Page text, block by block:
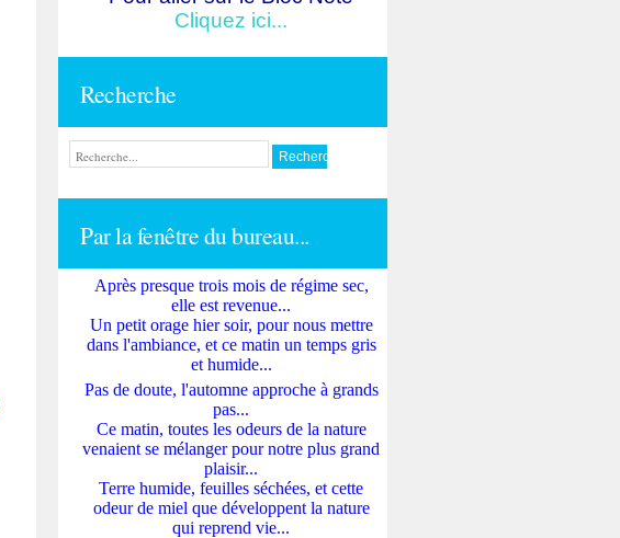
Cliquez ici...
Recherche
Par la fenêtre du bureau...
Après presque trois mois de régime sec,
elle est revenue...
Un petit orage hier soir, pour nous mettre
dans l'ambiance, et ce matin un temps gris
et humide...
Pas de doute, l'automne approche à grands
pas...
Ce matin, toutes les odeurs de la nature
venaient se mélanger pour notre plus grand
plaisir...
Terre humide, feuilles séchées, et cette
odeur de miel que développent la nature
qui reprend vie...